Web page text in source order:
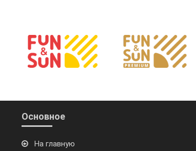
Основное
На главную